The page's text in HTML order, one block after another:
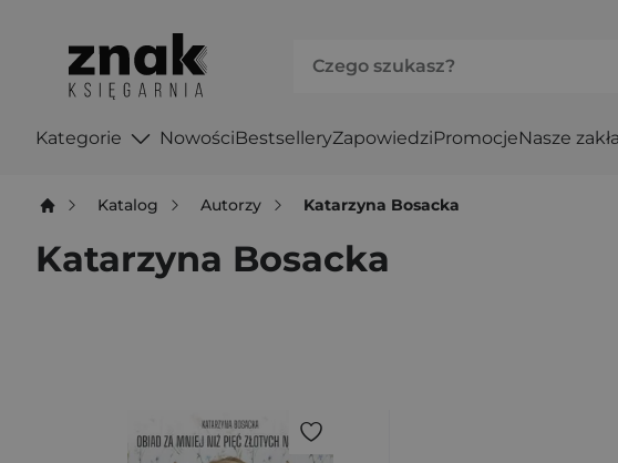
Kategorie NowościBestselleryZapowiedziPromocjeNasze
Katalog Autorzy Katarzyna Bosacka
Katarzyna Bosacka